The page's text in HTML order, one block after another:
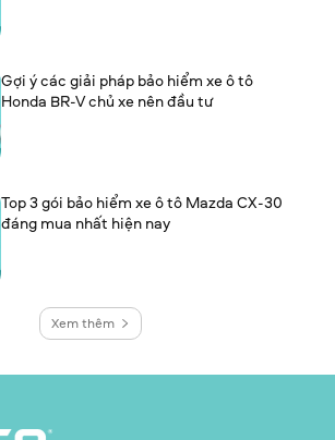
Gợi ý các giải pháp bảo hiểm xe ô tô
Honda BR-V chủ xe nên đầu tư
Top 3 gói bảo hiểm xe ô tô Mazda CX-30
đáng mua nhất hiện nay
Xem thêm